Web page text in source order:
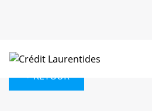
< RETOUR